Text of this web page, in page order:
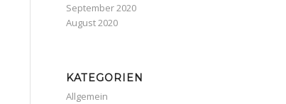
September 2020
August 2020
KATEGORIEN
Allgemein